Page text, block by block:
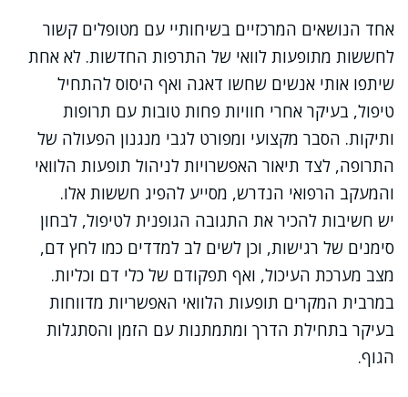
אחד הנושאים המרכזיים בשיחותיי עם מטופלים קשור
לחששות מתופעות לוואי של התרפות החדשות. לא אחת
שיתפו אותי אנשים שחשו דאגה ואף היסוס להתחיל
טיפול, בעיקר אחרי חוויות פחות טובות עם תרופות
ותיקות. הסבר מקצועי ומפורט לגבי מנגנון הפעולה של
התרופה, לצד תיאור האפשרויות לניהול תופעות הלוואי
והמעקב הרפואי הנדרש, מסייע להפיג חששות אלו.
יש חשיבות להכיר את התגובה הגופנית לטיפול, לבחון
סימנים של רגישות, וכן לשים לב למדדים כמו לחץ דם,
מצב מערכת העיכול, ואף תפקודם של כלי דם וכליות.
במרבית המקרים תופעות הלוואי האפשריות מדווחות
בעיקר בתחילת הדרך ומתמתנות עם הזמן והסתגלות
הגוף.